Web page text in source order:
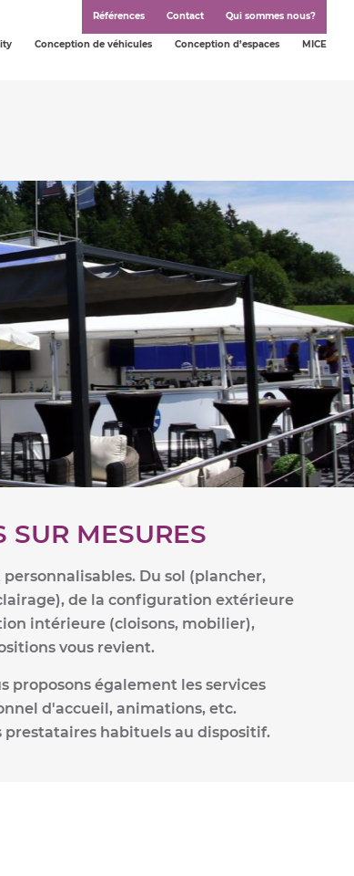
Références Contact Qui sommes nous?
Conception de véhicules Conception d’espaces MICE
SUR MESURES
Du sol (plancher,
de la configuration extérieure
intérieure (cloisons, mobilier),
vous revient.
proposons également les services
d'accueil, animations, etc.
prestataires habituels au dispositif.